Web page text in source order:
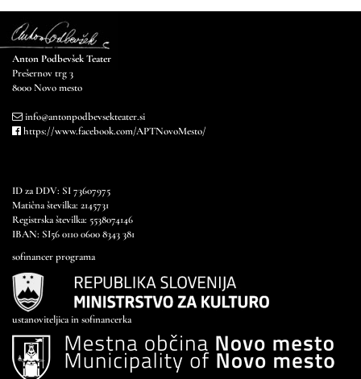
Anton Podbevšek Teater
Prešernov trg 3
8000 Novo mesto
info@antonpodbevsekteater.si
https://www.facebook.com/APTNovoMesto/
ID za DDV: SI 73607975
Matična številka: 2145731
Registrska številka: 5538074146
IBAN: SI56 0110 0600 8343 381
sofinancer programa
ustanoviteljica in sofinancerka